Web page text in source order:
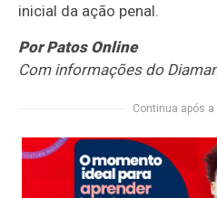
inicial da ação penal.
Por Patos Online
Com informações do
Continua após